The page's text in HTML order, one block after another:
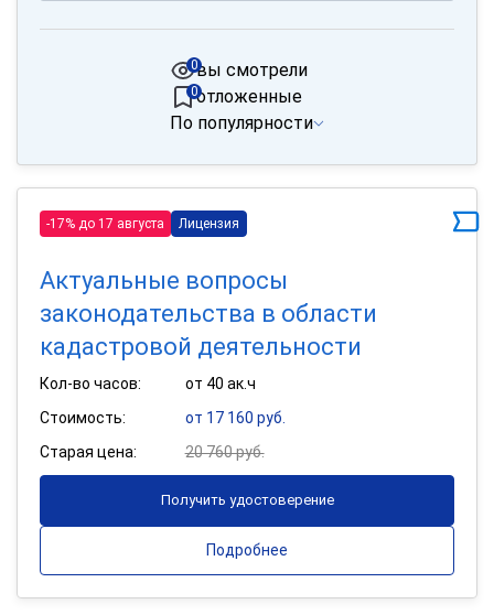
вы смотрели
0
отложенные
0
По популярности
-17% до 17 августа Лицензия
Актуальные вопросы
законодательства в области
кадастровой деятельности
Кол-во часов:
от 40 ак.ч
Стоимость:
от 17 160 руб.
Старая цена:
20 760 руб.
Получить удостоверение
Подробнее